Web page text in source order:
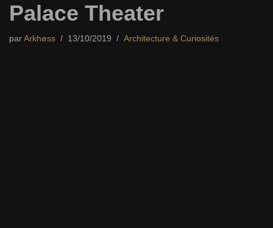
Palace Theater
par Arkhøss 13/10/2019 Architecture & Curiosités